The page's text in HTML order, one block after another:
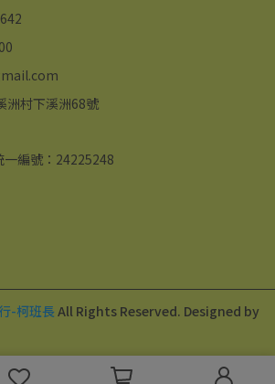
洲村下溪洲68號
一編號：24225248
-柯班長All Rights Reserved. Designed by